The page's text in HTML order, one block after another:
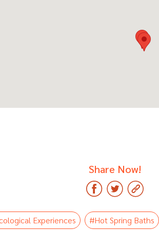
Share Now!
Experiences #Hot Spring Baths